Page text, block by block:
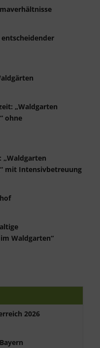
„Waldgarten
ohne
mit Intensivbetreuung
Waldgarten“
2026